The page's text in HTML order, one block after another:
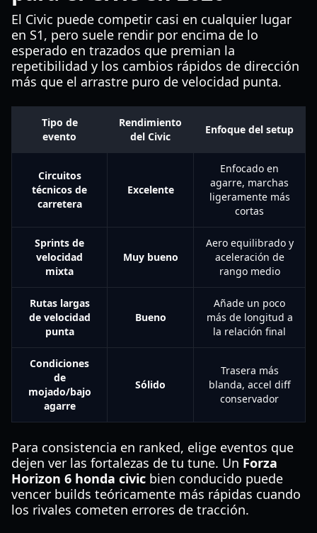
El Civic puede competir casi en cualquier lugar
en S1, pero suele rendir por encima de lo
esperado en trazados que premian la
repetibilidad y los cambios rápidos de dirección
más que el arrastre puro de velocidad punta.
Tipo de
evento
Rendimiento
del Civic
Enfoque del setup
Circuitos
técnicos de
carretera
Excelente
Enfocado en
agarre, marchas
ligeramente más
cortas
Sprints de
velocidad
mixta
Muy bueno
Aero equilibrado y
aceleración de
rango medio
Rutas largas
de velocidad
punta
Bueno
Añade un poco
más de longitud a
la relación final
Condiciones
de
mojado/bajo
agarre
Sólido
Trasera más
blanda, accel diff
conservador
Para consistencia en ranked, elige eventos que
dejen ver las fortalezas de tu tune. Un Forza
Horizon 6 honda civic bien conducido puede
vencer builds teóricamente más rápidas cuando
los rivales cometen errores de tracción.